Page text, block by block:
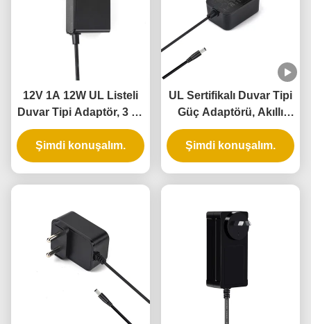
12V 1A 12W UL Listeli
Duvar Tipi Adaptör, 3 Yıl
Garanti ve Çoklu
Korumalar
Şimdi konuşalım.
UL Sertifikalı Duvar Tipi
Güç Adaptörü, Akıllı
Kapı Kilidi için 5V 12V
24V Çıkış ve 12W 24W
Güç
Şimdi konuşalım.